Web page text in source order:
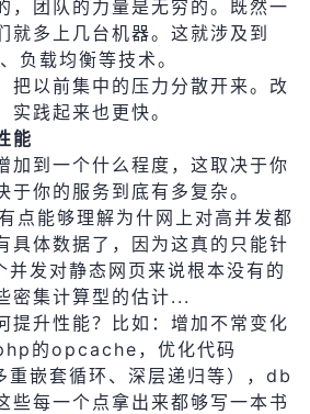
，团队的力量是无穷的。既然一
就多上几台机器。这就涉及到
负载均衡等技术。
把以前集中的压力分散开来。改
实践起来也更快。
能
加到一个什么程度，这取决于你
于你的服务到底有多复杂。
点能够理解为什网上对高并发都
具体数据了，因为这真的只能针
发对静态网页来说根本没有的
密集计算型的估计...
提升性能？比如：增加不常变化
的opcache，优化代码
重嵌套循环、深层递归等），db
些每一个点拿出来都够写一本书